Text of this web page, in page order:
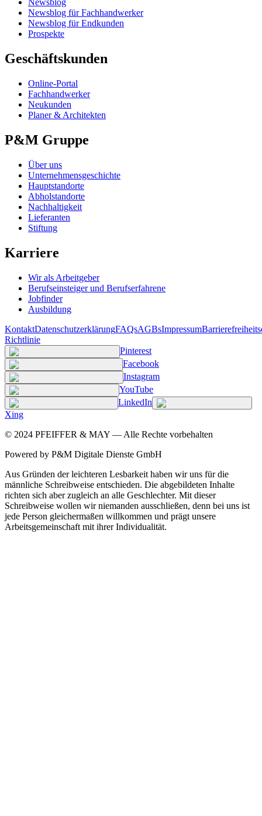
Newsblog
Newsblog für Fachhandwerker
Newsblog für Endkunden
Prospekte
Geschäftskunden
Online-Portal
Fachhandwerker
Neukunden
Planer & Architekten
P&M Gruppe
Über uns
Unternehmensgeschichte
Hauptstandorte
Abholstandorte
Nachhaltigkeit
Lieferanten
Stiftung
Karriere
Wir als Arbeitgeber
Berufseinsteiger und Berufserfahrene
Jobfinder
Ausbildung
KontaktDatenschutzerklärungFAQsAGBsImpressum
Richtlinie
Pinterest
Facebook
Instagram
YouTube
LinkedIn
Xing
© 2024 PFEIFFER & MAY — Alle Rechte vorbehalten
Powered by P&M Digitale Dienste GmbH
Aus Gründen der leichteren Lesbarkeit haben wir uns für die
männliche Schreibweise entschieden. Die abgebildeten Inhalte
richten sich aber zugleich an alle Geschlechter. Mit dieser
Schreibweise wollen wir niemanden ausschließen, denn bei uns ist
jede Person gleichermaßen willkommen und prägt unsere
Arbeitsgemeinschaft mit ihrer Individualität.